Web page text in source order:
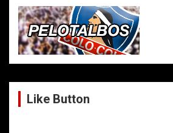
Like Button